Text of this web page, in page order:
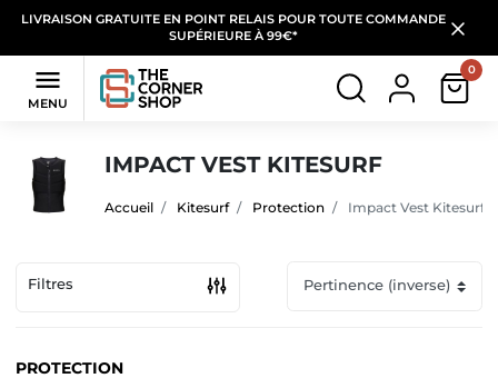
LIVRAISON GRATUITE EN POINT RELAIS POUR TOUTE COMMANDE
SUPÉRIEURE À 99€*

MENU
0
IMPACT VEST KITESURF
Accueil Kitesurf Protection Impact Vest Kitesurf
Filtres
PROTECTION